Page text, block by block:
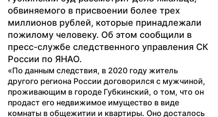
обвиняемого в присвоении более трех
миллионов рублей, которые принадлежали
пожилому человеку. Об этом сообщили в
пресс-службе следственного управления СК
России по ЯНАО.
«По данным следствия, в 2020 году житель
другого региона России договорился с мужчиной,
проживающим в городе Губкинский, о том, что он
продаст его недвижимое имущество в виде
комнаты в общежитии и квартиры. Оно досталось